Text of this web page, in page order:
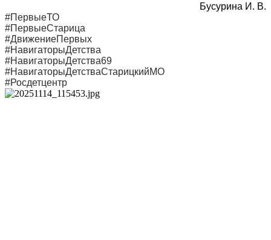
Бусурина И. В.
#ПервыеТО
#ПервыеСтарица
#ДвижениеПервых
#НавигаторыДетства
#НавигаторыДетства69
#НавигаторыДетстваСтарицкийМО
#Росдетцентр